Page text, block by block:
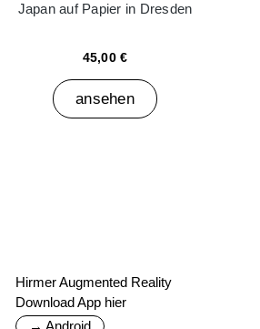
Japan auf Papier in Dresden
45,00 €
ansehen
Hirmer Augmented Reality
Download App hier